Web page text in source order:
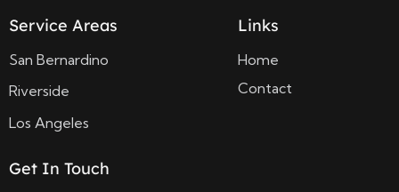
Service Areas
San Bernardino
Riverside
Los Angeles
Links
Home
Contact
Get In Touch